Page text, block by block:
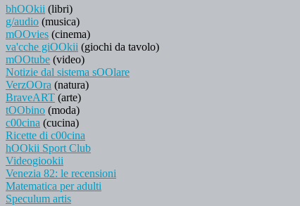
bhOOkii (libri)
g/audio (musica)
mOOvies (cinema)
va'cche giOOkii (giochi da tavolo)
mOOtube (video)
Notizie dal sistema sOOlare
VerzOOra (natura)
BraveART (arte)
tOObino (moda)
c00cina (cucina)
Ricette di c00cina
hOOkii Sport Club
Videogiookii
Venezia 82: le recensioni
Matematica per adulti
Speculum artis